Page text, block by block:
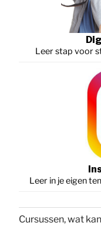
Leer stap voor
Leer in je eigen
Cursussen, wat